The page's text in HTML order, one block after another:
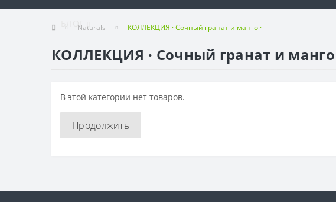
БЛОГNaturals КОЛЛЕКЦИЯ · Сочный гранат и манго ·
КОЛЛЕКЦИЯ · Сочный гранат и манго
В этой категории нет товаров.
Продолжить